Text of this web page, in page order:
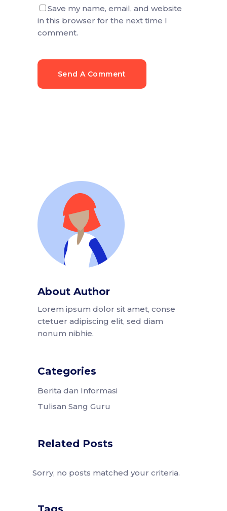
Save my name, email, and website
in this browser for the next time I
comment.
Send A Comment
About Author
Lorem ipsum dolor sit amet, conse
ctetuer adipiscing elit, sed diam
nonum nibhie.
Categories
Berita dan Informasi
Tulisan Sang Guru
Related Posts
Sorry, no posts matched your criteria.